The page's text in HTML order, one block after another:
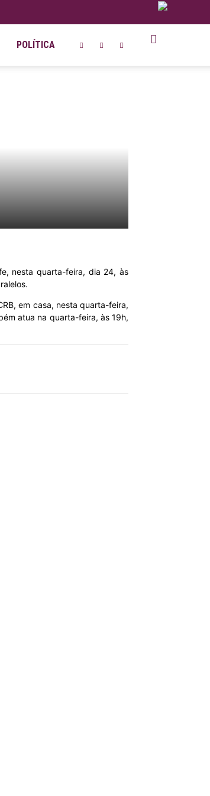
POLÍTICA
nesta quarta-feira, dia 24, às
em casa, nesta quarta-feira,
atua na quarta-feira, às 19h,